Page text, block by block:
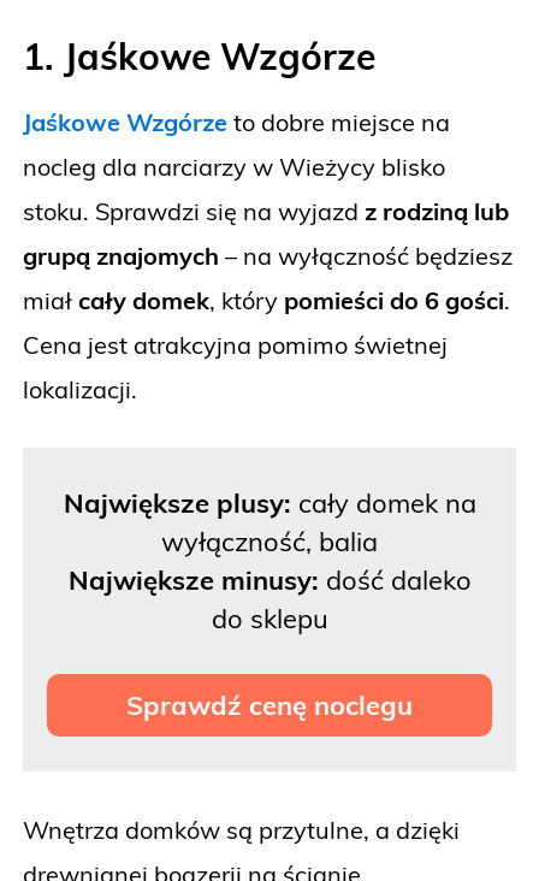
1. Jaśkowe Wzgórze
Jaśkowe Wzgórze to dobre miejsce na
nocleg dla narciarzy w Wieżycy blisko
stoku. Sprawdzi się na wyjazd z rodziną lub
grupą znajomych – na wyłączność będziesz
miał cały domek, który pomieści do 6 gości.
Cena jest atrakcyjna pomimo świetnej
lokalizacji.
Największe plusy: cały domek na
wyłączność, balia
Największe minusy: dość daleko
do sklepu
Sprawdź cenę noclegu
Wnętrza domków są przytulne, a dzięki
drewnianej boazerii na ścianie